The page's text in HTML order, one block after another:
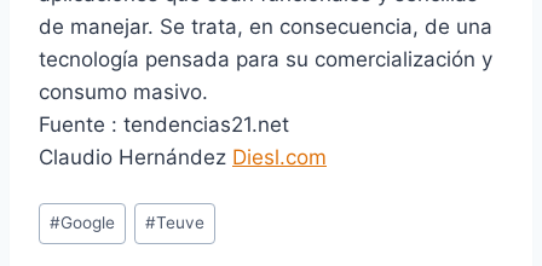
de manejar. Se trata, en consecuencia, de una
tecnología pensada para su comercialización y
consumo masivo.
Fuente : tendencias21.net
Claudio Hernández Diesl.com
E
t
#Google #Teuve